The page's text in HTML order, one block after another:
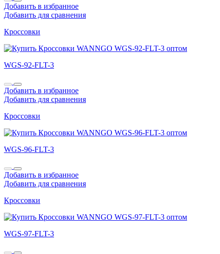
Добавить в избранное
Добавить для сравнения
Кроссовки
WGS-92-FLT-3
Добавить в избранное
Добавить для сравнения
Кроссовки
WGS-96-FLT-3
Добавить в избранное
Добавить для сравнения
Кроссовки
WGS-97-FLT-3